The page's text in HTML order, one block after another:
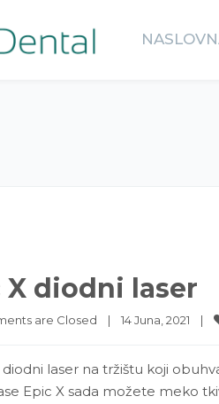
X diodni laser
are Closed | 14 Juna, 2021 |
laser na tržištu koji
Epic X sada možete meko